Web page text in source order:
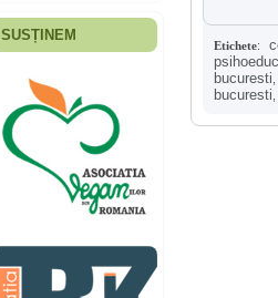
Fiica mea s-a nascut
ani, privind in urma
realizez cat de multe
greseli am facut in
educatia si cresterea
ei, am fost o mama
egoista, preocupata
de implinirea
profesionala, cand ea
era mica am neglijat-
agresiva, orice
greseala era taxata cu
o palma sau pedepse.
SUSȚINEM
Etichete:
bucuresti
bucuresti